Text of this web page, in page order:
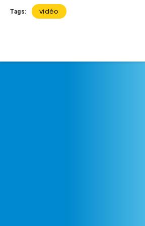
Tags: vidéo